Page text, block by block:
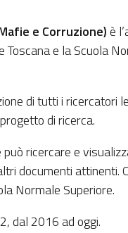
e Corruzione)è
Toscana e la Scuola
di tutti i ricercatori
di ricerca.
può ricercare e
documenti
Normale Superiore.
, dal 2016 ad oggi.